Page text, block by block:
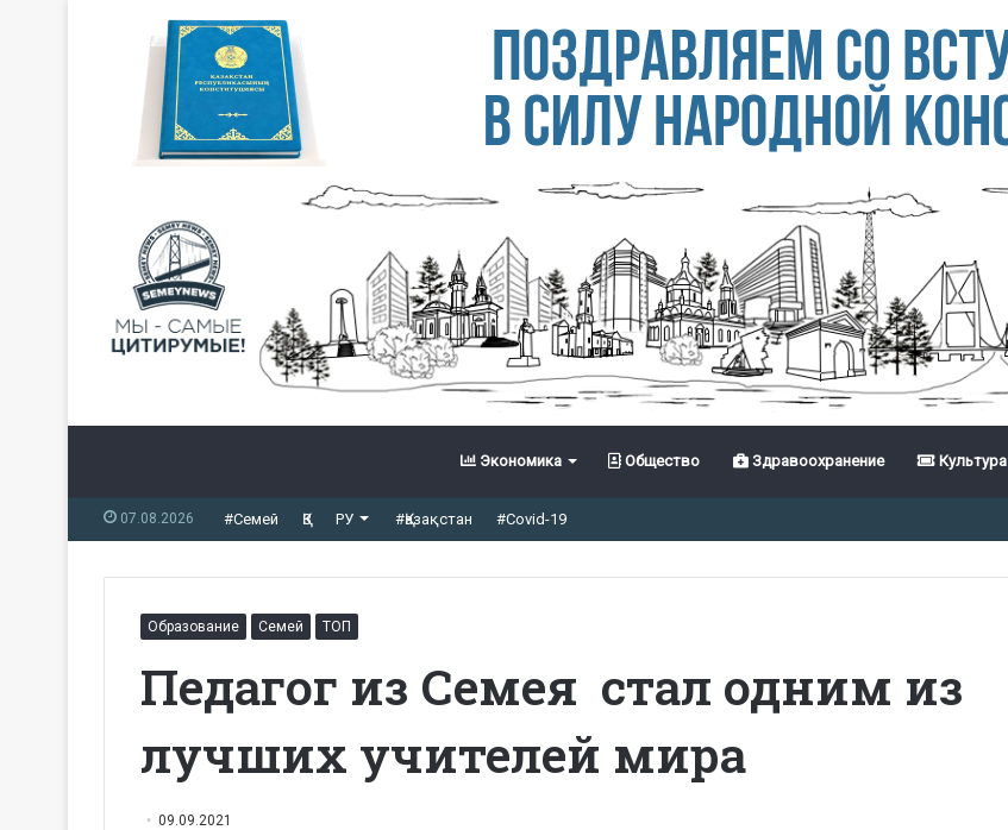
Экономика Общество Здравоохранение Культура
07.08.2026 #Семей ҚЗ РУ #Қазақстан #Covid-19
Образование Семей ТОП
Педагог из Семея стал одним из
лучших учителей мира
09.09.2021